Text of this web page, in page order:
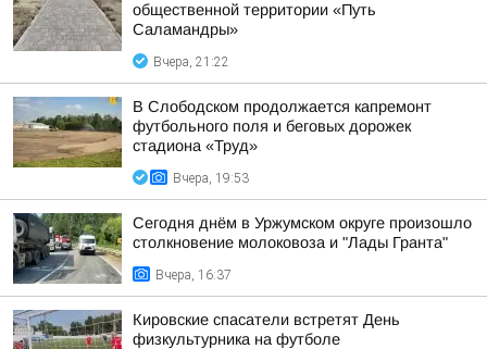
общественной территории «Путь
Саламандры»
Вчера, 21:22
В Слободском продолжается капремонт
футбольного поля и беговых дорожек
стадиона «Труд»
Вчера, 19:53
Сегодня днём в Уржумском округе произошло
столкновение молоковоза и "Лады Гранта"
Вчера, 16:37
Кировские спасатели встретят День
физкультурника на футболе